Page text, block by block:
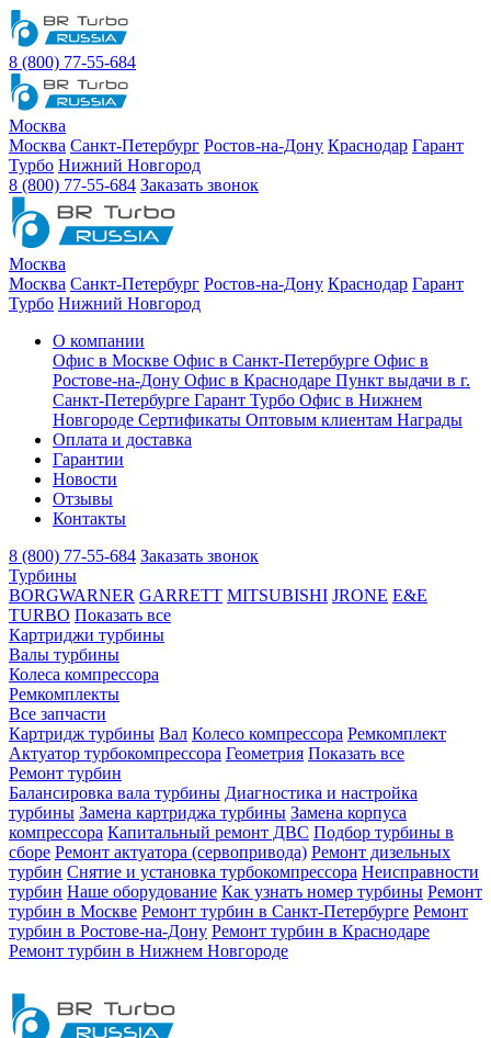
8 (800) 77-55-684
Москва
Москва Санкт-Петербург Ростов-на-Дону Краснодар Гарант
Турбо Нижний Новгород
8 (800) 77-55-684 Заказать звонок
Москва
Москва Санкт-Петербург Ростов-на-Дону Краснодар Гарант
Турбо Нижний Новгород
О компании
Офис в Москве Офис в Санкт-Петербурге Офис в
Ростове-на-Дону Офис в Краснодаре Пункт выдачи в г.
Санкт-Петербурге Гарант Турбо Офис в Нижнем
Новгороде Сертификаты Оптовым клиентам Награды
Оплата и доставка
Гарантии
Новости
Отзывы
Контакты
8 (800) 77-55-684 Заказать звонок
Турбины
BORGWARNER GARRETT MITSUBISHI JRONE E&E
TURBO Показать все
Картриджи турбины
Валы турбины
Колеса компрессора
Ремкомплекты
Все запчасти
Картридж турбины Вал Колесо компрессора Ремкомплект
Актуатор турбокомпрессора Геометрия Показать все
Ремонт турбин
Балансировка вала турбины Диагностика и настройка
турбины Замена картриджа турбины Замена корпуса
компрессора Капитальный ремонт ДВС Подбор турбины в
сборе Ремонт актуатора (сервопривода) Ремонт дизельных
турбин Снятие и установка турбокомпрессора Неисправности
турбин Наше оборудование Как узнать номер турбины Ремонт
турбин в Москве Ремонт турбин в Санкт-Петербурге Ремонт
турбин в Ростове-на-Дону Ремонт турбин в Краснодаре
Ремонт турбин в Нижнем Новгороде